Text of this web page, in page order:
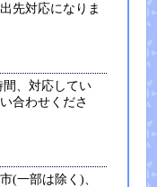
先対応になりま
、対応してい
合わせくださ
(一部は除く)、